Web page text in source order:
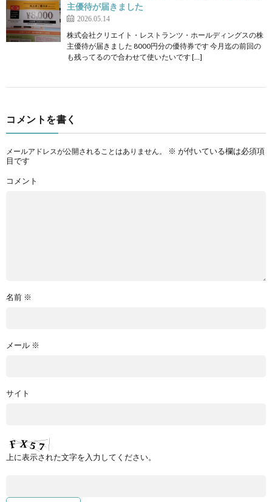
主優待が届きました
2026.05.14
株式会社クリエイト・レストランツ・ホールディングスの株
主優待が届きました 8000円分の優待券です 今月迄の前回の
も残ってるので合わせて使いたいです […]
コメントを書く
メールアドレスが公開されることはありません。 ※ が付いている欄は必須項
目です
コメント
名前 ※
メール ※
サイト
上に表示された文字を入力してください。